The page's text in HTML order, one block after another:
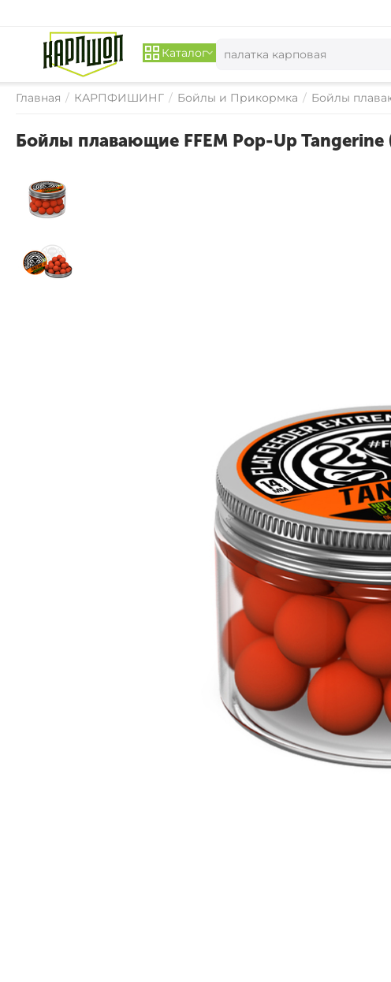
Каталог
Главная / КАРПФИШИНГ / Бойлы и Прикормка / Бойлы
Бойлы плавающие FFEM Pop-Up